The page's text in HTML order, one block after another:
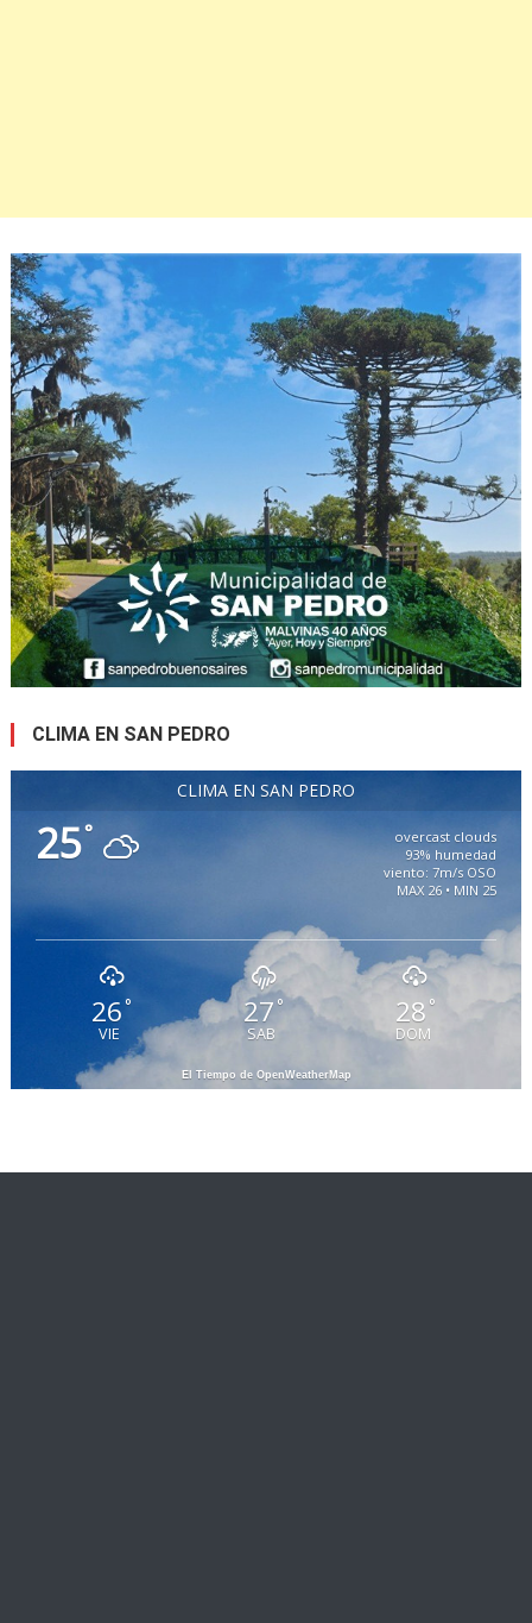
CLIMA EN SAN PEDRO
CLIMA EN SAN PEDRO
25°
overcast clouds
93% humedad
viento: 7m/s OSO
MAX 26 • MIN 25
26°
VIE
27 °
SAB
28 °
DOM
El Tiempo de OpenWeatherMap